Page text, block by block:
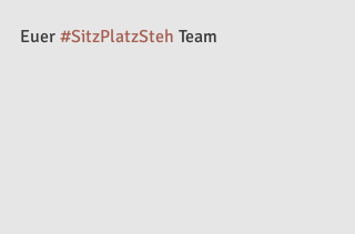
Euer #SitzPlatzSteh Team